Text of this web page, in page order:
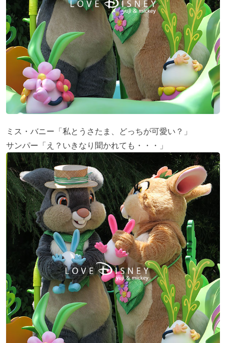
ミス・バニー「私とうさたま、どっちが可愛い？」
サンパー「え？いきなり聞かれても・・・」